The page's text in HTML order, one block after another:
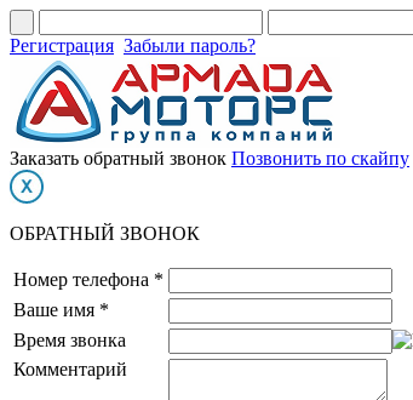
Регистрация Забыли пароль?
Заказать обратный звонок Позвонить по скайпу
ОБРАТНЫЙ ЗВОНОК
Номер телефона *
Ваше имя *
Время звонка
Комментарий